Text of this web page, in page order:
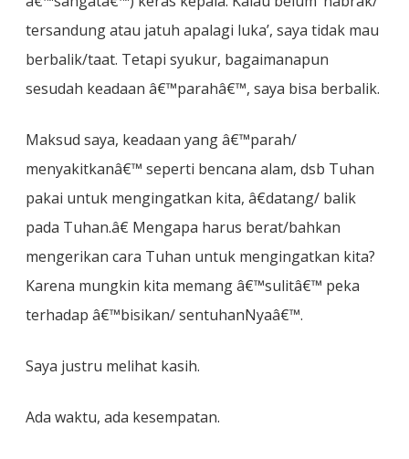
tersandung atau jatuh apalagi luka’, saya tidak mau
berbalik/taat. Tetapi syukur, bagaimanapun
sesudah keadaan â€™parahâ€™, saya bisa berbalik.
Maksud saya, keadaan yang â€™parah/
menyakitkanâ€™ seperti bencana alam, dsb Tuhan
pakai untuk mengingatkan kita, â€datang/ balik
pada Tuhan.â€ Mengapa harus berat/bahkan
mengerikan cara Tuhan untuk mengingatkan kita?
Karena mungkin kita memang â€™sulitâ€™ peka
terhadap â€™bisikan/ sentuhanNyaâ€™.
Saya justru melihat kasih.
Ada waktu, ada kesempatan.